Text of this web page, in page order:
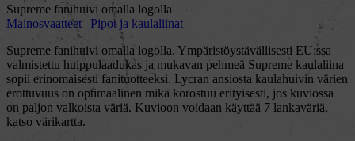
Supreme fanihuivi omalla logolla
Mainosvaatteet | Pipot ja kaulaliinat
Supreme fanihuivi omalla logolla. Ympäristöystävällisesti EU:ssa
valmistettu huippulaadukas ja mukavan pehmeä Supreme kaulaliina
sopii erinomaisesti fanituotteeksi. Lycran ansiosta kaulahuivin värien
erottuvuus on optimaalinen mikä korostuu erityisesti, jos kuviossa
on paljon valkoista väriä. Kuvioon voidaan käyttää 7 lankaväriä,
katso värikartta.